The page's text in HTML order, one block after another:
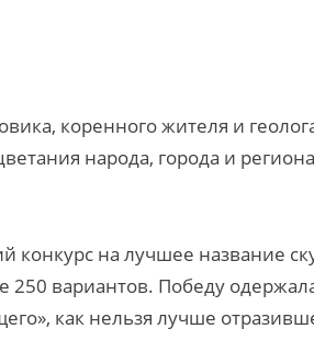
коренного жителя и
народа, города и
конкурс на лучшее название
250 вариантов. Победу
как нельзя лучше